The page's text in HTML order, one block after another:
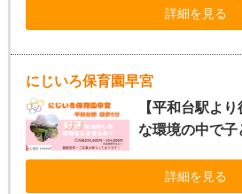
詳細を見る
にじいろ保育園早宮
【平和台駅よ
な環境の中で子
詳細を見る